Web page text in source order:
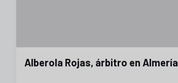
Alberola Rojas, árbitro en Almería